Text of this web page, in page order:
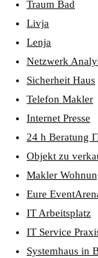
Traum Bad
Livja
Lenja
Netzwerk
Sicherheit Haus
Telefon Makler
Internet Presse
24 h Beratung
Objekt zu
Makler
Eure
IT Arbeitsplatz
IT Service
Systemhaus in